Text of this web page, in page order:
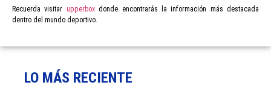
Recuerda visitar upperboxdonde encontrarás la información más destacada
dentro del mundo deportivo.
LO MÁS RECIENTE